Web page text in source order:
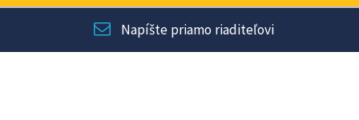
Napíšte priamo riaditeľovi